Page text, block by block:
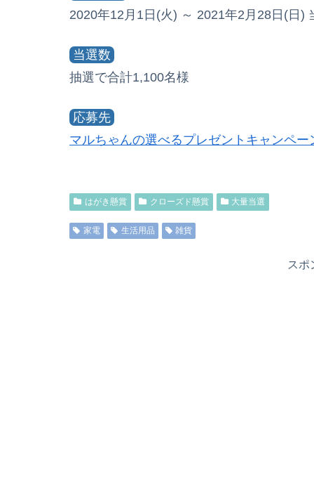
2020年12月1日(火) ～ 2021年2月28日(日)
当選数
抽選で合計1,100名様
応募先
マルちゃんの選べるプレゼントキャンペー
はがき懸賞 クローズド懸賞 大量当選
家電 生活用品 雑貨
スポ